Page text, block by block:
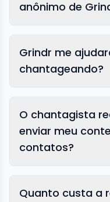
anônimo de
Grindr me
chantageando?
O chantagista
enviar meu
contatos?
Quanto custa a